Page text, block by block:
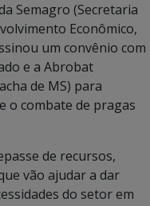
Semagro (Secretaria
Econômico,
um convênio com
e a Abrobat
de MS) para
o combate de pragas
de recursos,
vão ajudar a dar
do setor em